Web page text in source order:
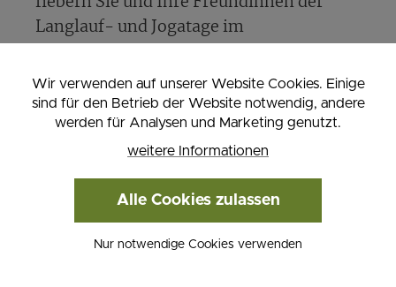
Langlauf- und Jogatage im
(gegen Voranmeldung) entgegen. Das
ganzheitliche Training bringt Körper und
Geist wieder in Einklang.
Wir verwenden auf unserer Website Cookies. Einige
sind für den Betrieb der Website notwendig, andere
werden für Analysen und Marketing genutzt.
weitere Informationen
Alle Cookies zulassen
Nur notwendige Cookies verwenden